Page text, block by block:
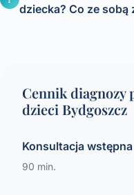
dziecka? Co ze sobą
Cennik diagnozy
dzieci Bydgoszcz
Konsultacja wstępna
90 min.